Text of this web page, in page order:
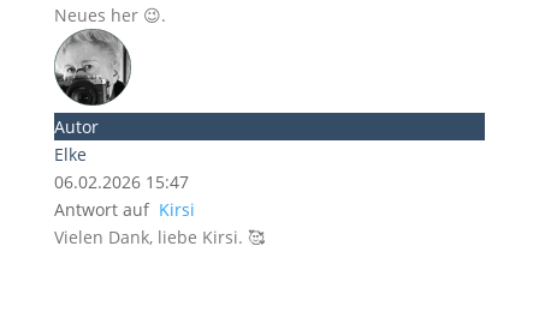
Neues her 😉.
Autor
Elke
06.02.2026 15:47
Antwort auf Kirsi
Vielen Dank, liebe Kirsi. 🥰